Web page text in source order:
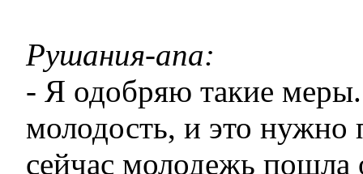
Рушания-апа:
- Я одобряю такие
молодость, и это нужно
сейчас молодежь пошла